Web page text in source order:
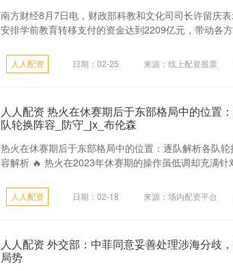
南方财经8月7日电，财政部科教和文化司司长许留庆
安排学前教育转移支付的资金达到2209亿元，带动各
人人配资 日期：02-25 来源：线上配资股票
人人配资 热火在休赛期后于东部格局中的位置
队轮换阵容_防守_jx_布伦森
热火在休赛期后于东部格局中的位置：逐队解析各队
容解析 🔥 热火在2023年休赛期的操作虽低调却充满
人人配资 日期：02-18 来源：场内配资平台
人人配资 外交部：中菲同意妥善处理涉海分歧
局势